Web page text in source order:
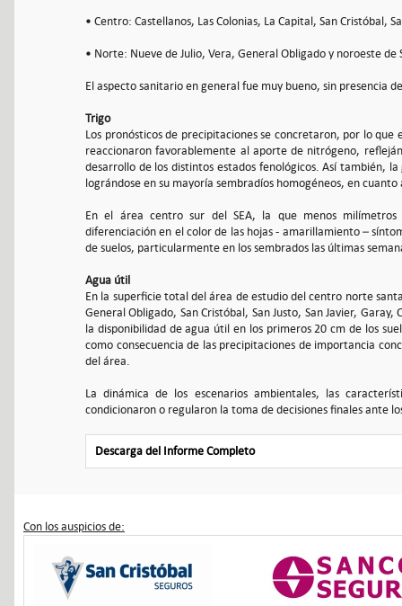
• Centro: Castellanos, Las Colonias, La Capital, San Cristóbal,
• Norte: Nueve de Julio, Vera, General Obligado y noroeste
El aspecto sanitario en general fue muy bueno, sin presencia
Trigo
Los pronósticos de precipitaciones se concretaron, por lo
reaccionaron favorablemente al aporte de nitrógeno,
desarrollo de los distintos estados fenológicos. Así también,
lográndose en su mayoría sembradíos homogéneos, en
En el área centro sur del SEA, la que menos
diferenciación en el color de las hojas - amarillamiento –
de suelos, particularmente en los sembrados las últimas
Agua útil
En la superficie total del área de estudio del centro norte
General Obligado, San Cristóbal, San Justo, San Javier,
la disponibilidad de agua útil en los primeros 20 cm de los
como consecuencia de las precipitaciones de importancia
del área.
La dinámica de los escenarios ambientales, las
condicionaron o regularon la toma de decisiones finales ante
Descarga del Informe Completo
Con los auspicios de: